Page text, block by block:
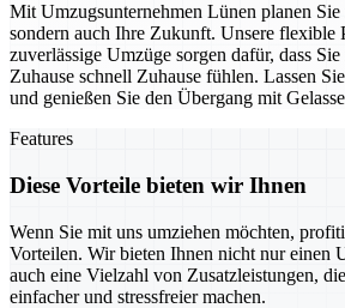
Mit Umzugsunternehmen Lünen planen
sondern auch Ihre Zukunft. Unsere flexible
zuverlässige Umzüge sorgen dafür, dass
Zuhause schnell Zuhause fühlen. Lassen
und genießen Sie den Übergang mit
Features
Diese Vorteile bieten wir Ihnen
Wenn Sie mit uns umziehen möchten,
Vorteilen. Wir bieten Ihnen nicht nur einen
auch eine Vielzahl von Zusatzleistungen,
einfacher und stressfreier machen.